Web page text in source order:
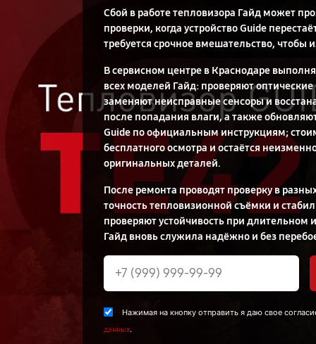
Сбой в работе тепловизора Гайд может
проверки, когда устройство Guide
требуется срочное вмешательство, чтобы
В сервисном центре в Краснодаре
всех моделей Гайд: проверяют
заменяют неисправные сенсоры и
после попадания влаги, а также
Guide по официальным инструкциям;
бесплатного осмотра и остаётся
оригинальных деталей.
После ремонта проводят проверку в
точность тепловизионной съёмки и
проверяют устойчивость при длительном
Гайд вновь служила надёжно и без
Нажимая на кнопку отправить я даю свое
данных.